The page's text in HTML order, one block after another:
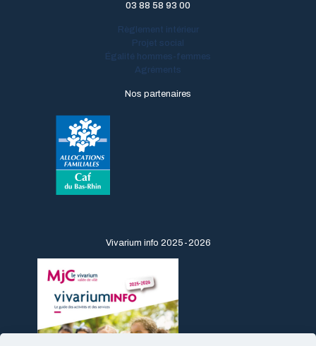
03 88 58 93 00
Règlement intérieur
Projet social
Égalité hommes-femmes
Agréments
Nos partenaires
Vivarium info 2025-2026